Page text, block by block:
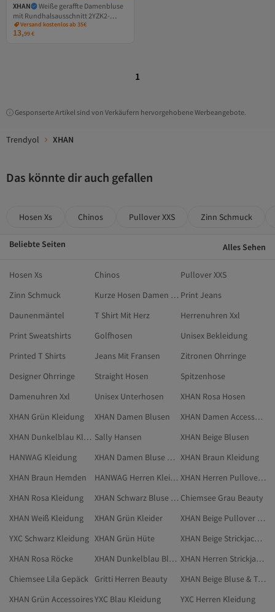
XHAN
Weiße geraffte Damenbluse
mit Rundhalsausschnitt 2YZK2-
12870-01
Versand kostenlos ab 35€
13,99€
1
Gesponserte Artikel sind von Verkäufern hervorgehobene Werbeangebote.
Trendyol XHAN
Das könnte dir auch gefallen
Hosen Xs Chinos Pullover XXS Zinn Schmuck
Beliebte Seiten Alles Sehen
Hosen Xs Chinos
Pullover XXS
Zinn Schmuck
Kurze Hosen Damen Knielang Print Jeans
Daunenmäntel
T Shirt Mit Herz
Herrenuhren Xxl
Print Sweatshirts
Golfhosen
Unisex Bekleidung
Printed T Shirts
Jeans Mit Fransen
Zitronen Ohrringe
Designer Ohrringe
Straight Hosen
Spitzenhose
Damenuhren Xxl
Unisex Unterhosen
XHAN Rosa Hosen
XHAN Grün Kleidung
XHAN Damen Blusen
XHAN Damen Accessoires
XHAN Dunkelblau Kleidung Sally Hansen
XHAN Beige Blusen
HANWAG Kleidung
XHAN Damen Bluse & Tunika & Bustier XHAN Braun Kleidung
XHAN Braun Hemden
HANWAG Herren Kleidung
XHAN Herren Pullover & Strickjacken
XHAN Rosa Kleidung
XHAN Schwarz Bluse & Tunika & Bustier Chiemsee Grau Beauty
XHAN Weiß Kleidung
XHAN Grün Kleider
XHAN Beige Pullover & Strickjacken
YXC Schwarz Kleidung XHAN Grün Hüte
XHAN Beige Strickjacken
XHAN Rosa Röcke
XHAN Dunkelblau Blusen
XHAN Herren Strickjacken
Chiemsee Lila Gepäck
Gritti Herren Beauty
XHAN Beige Bluse & Tunika & Bustier
XHAN Grün AccessoiresYXC Blau Kleidung
YXC Herren Kleidung